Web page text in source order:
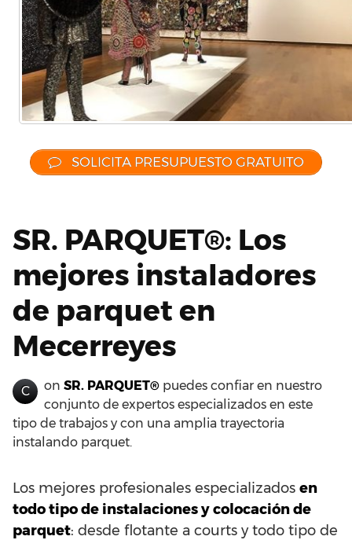
SOLICITA PRESUPUESTO GRATUITO
SR. PARQUET®: Los
mejores instaladores
de parquet en
Mecerreyes
C on SR. PARQUET® puedes confiar en nuestro
conjunto de expertos especializados en este
tipo de trabajos y con una amplia trayectoria
instalando parquet.
Los mejores profesionales especializados en
todo tipo de instalaciones y colocación de
parquet: desde flotante a courts y todo tipo de